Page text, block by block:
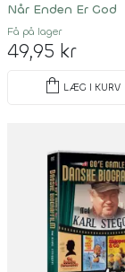
Når Enden Er God
Få på lager
49,95 kr
shopping_bag LÆG I KURV